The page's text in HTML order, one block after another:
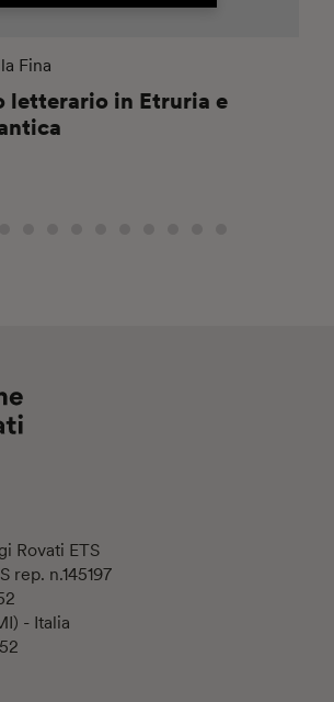
Fina
letterario in Etruria e
Rovati ETS
rep. n.145197
- Italia